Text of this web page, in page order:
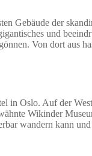
Gebäude der
und
Von dort aus
in Oslo. Auf der
Wikinder
wandern kann